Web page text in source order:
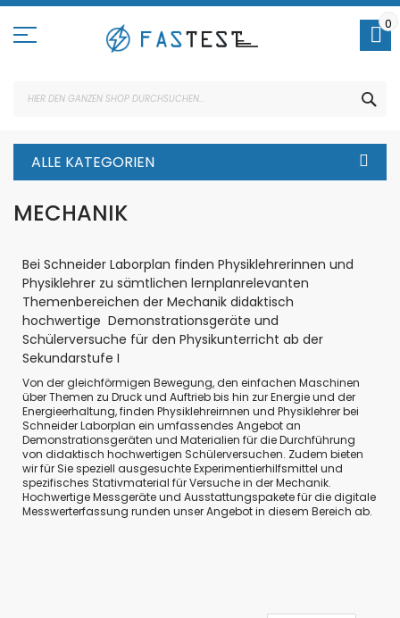
Direkt
Inhalt
0
ALLE KATEGORIEN
MECHANIK
Bei Schneider Laborplan finden Physiklehrerinnen und
Physiklehrer zu sämtlichen lernplanrelevanten
Themenbereichen der Mechanik didaktisch
hochwertige Demonstrationsgeräte und
Schülerversuche für den Physikunterricht ab der
Sekundarstufe I
Von der gleichförmigen Bewegung, den einfachen Maschinen
über Themen zu Druck und Auftrieb bis hin zur Energie und der
Energieerhaltung, finden Physiklehreirnnen und Physiklehrer bei
Schneider Laborplan ein umfassendes Angebot an
Demonstrationsgeräten und Materialien für die Durchführung
von didaktisch hochwertigen Schülerversuchen. Zudem bieten
wir für Sie speziell ausgesuchte Experimentierhilfsmittel und
spezifisches Stativmaterial für Versuche in der Mechanik.
Hochwertige Messgeräte und Ausstattungspakete für die digitale
Messwerterfassung runden unser Angebot in diesem Bereich ab.